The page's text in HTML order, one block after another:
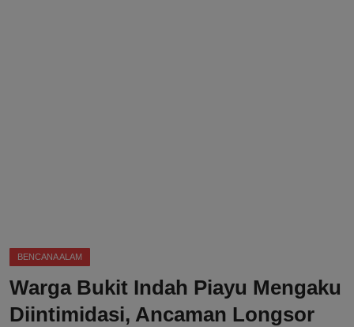
BENCANA ALAM
Warga Bukit Indah Piayu Mengaku
Diintimidasi, Ancaman Longsor